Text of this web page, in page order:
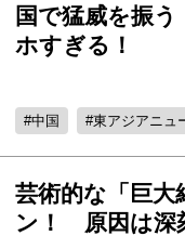
国で猛威を振
ホすぎる！
中国 東アジアニュ
芸術的な「巨大
ン！ 原因は深